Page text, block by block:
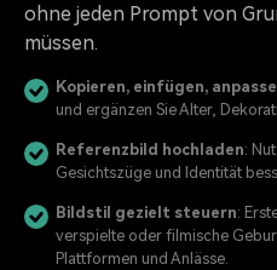
ohne jeden Prompt von
müssen.
Kopieren, einfügen,
und ergänzen Sie Alter,
Referenzbild hochladen:
Gesichtszüge und Identität
Bildstil gezielt steuern:
verspielte oder filmische
Plattformen und Anlässe.